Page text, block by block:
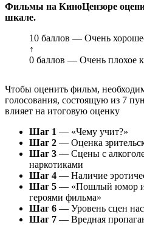
Фильмы на КиноЦензоре
шкале.
10 баллов — Очень
↑
0 баллов — Очень плохое
Чтобы оценить фильм,
голосования, состоящую из 7
влияет на итоговую оценку
Шаг 1 — «Чему учит?»
Шаг 2 — Оценка
Шаг 3 — Сцены с
наркотиками
Шаг 4 — Наличие
Шаг 5 — «Пошлый юмор
героями фильма»
Шаг 6 — Уровень сцен
Шаг 7 — Вредная